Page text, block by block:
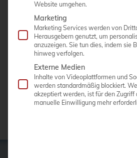
MEHR
Einzelnes Ergebnis
Website umgehen.
Marketing
Marketing Services werden von
Herausgebern genutzt, um
anzuzeigen. Sie tun dies, indem sie
hinweg verfolgen.
Externe Medien
Inhalte von Videoplattformen und
werden standardmäßig blockiert.
akzeptiert werden, ist für den Zugriff
manuelle Einwilligung mehr